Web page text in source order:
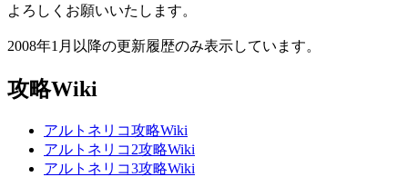
よろしくお願いいたします。
2008年1月以降の更新履歴のみ表示しています。
攻略Wiki
アルトネリコ攻略Wiki
アルトネリコ2攻略Wiki
アルトネリコ3攻略Wiki